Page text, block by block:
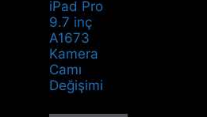
iPad Pro
9.7 inç
A1673
Kamera
Camı
Değişimi